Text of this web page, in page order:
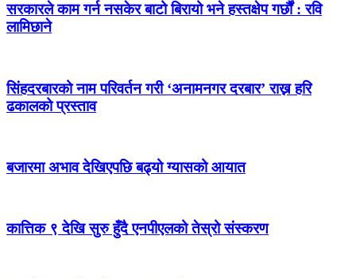
सरकारले काम गर्न नसकेर बाटो बिरायो भने हस्तक्षेप गर्छौं : रवि
लामिछाने
सिंहदरबारको नाम परिवर्तन गरी ‘अनामनगर दरबार’ राख्न हरि
ढकालको प्रस्ताव
बजारमा अभाव देखिएपछि बढ्यो ग्यासको आयात
कात्तिक ९ देखि सुरु हुँदै एनपीएलको तेस्रो संस्करण